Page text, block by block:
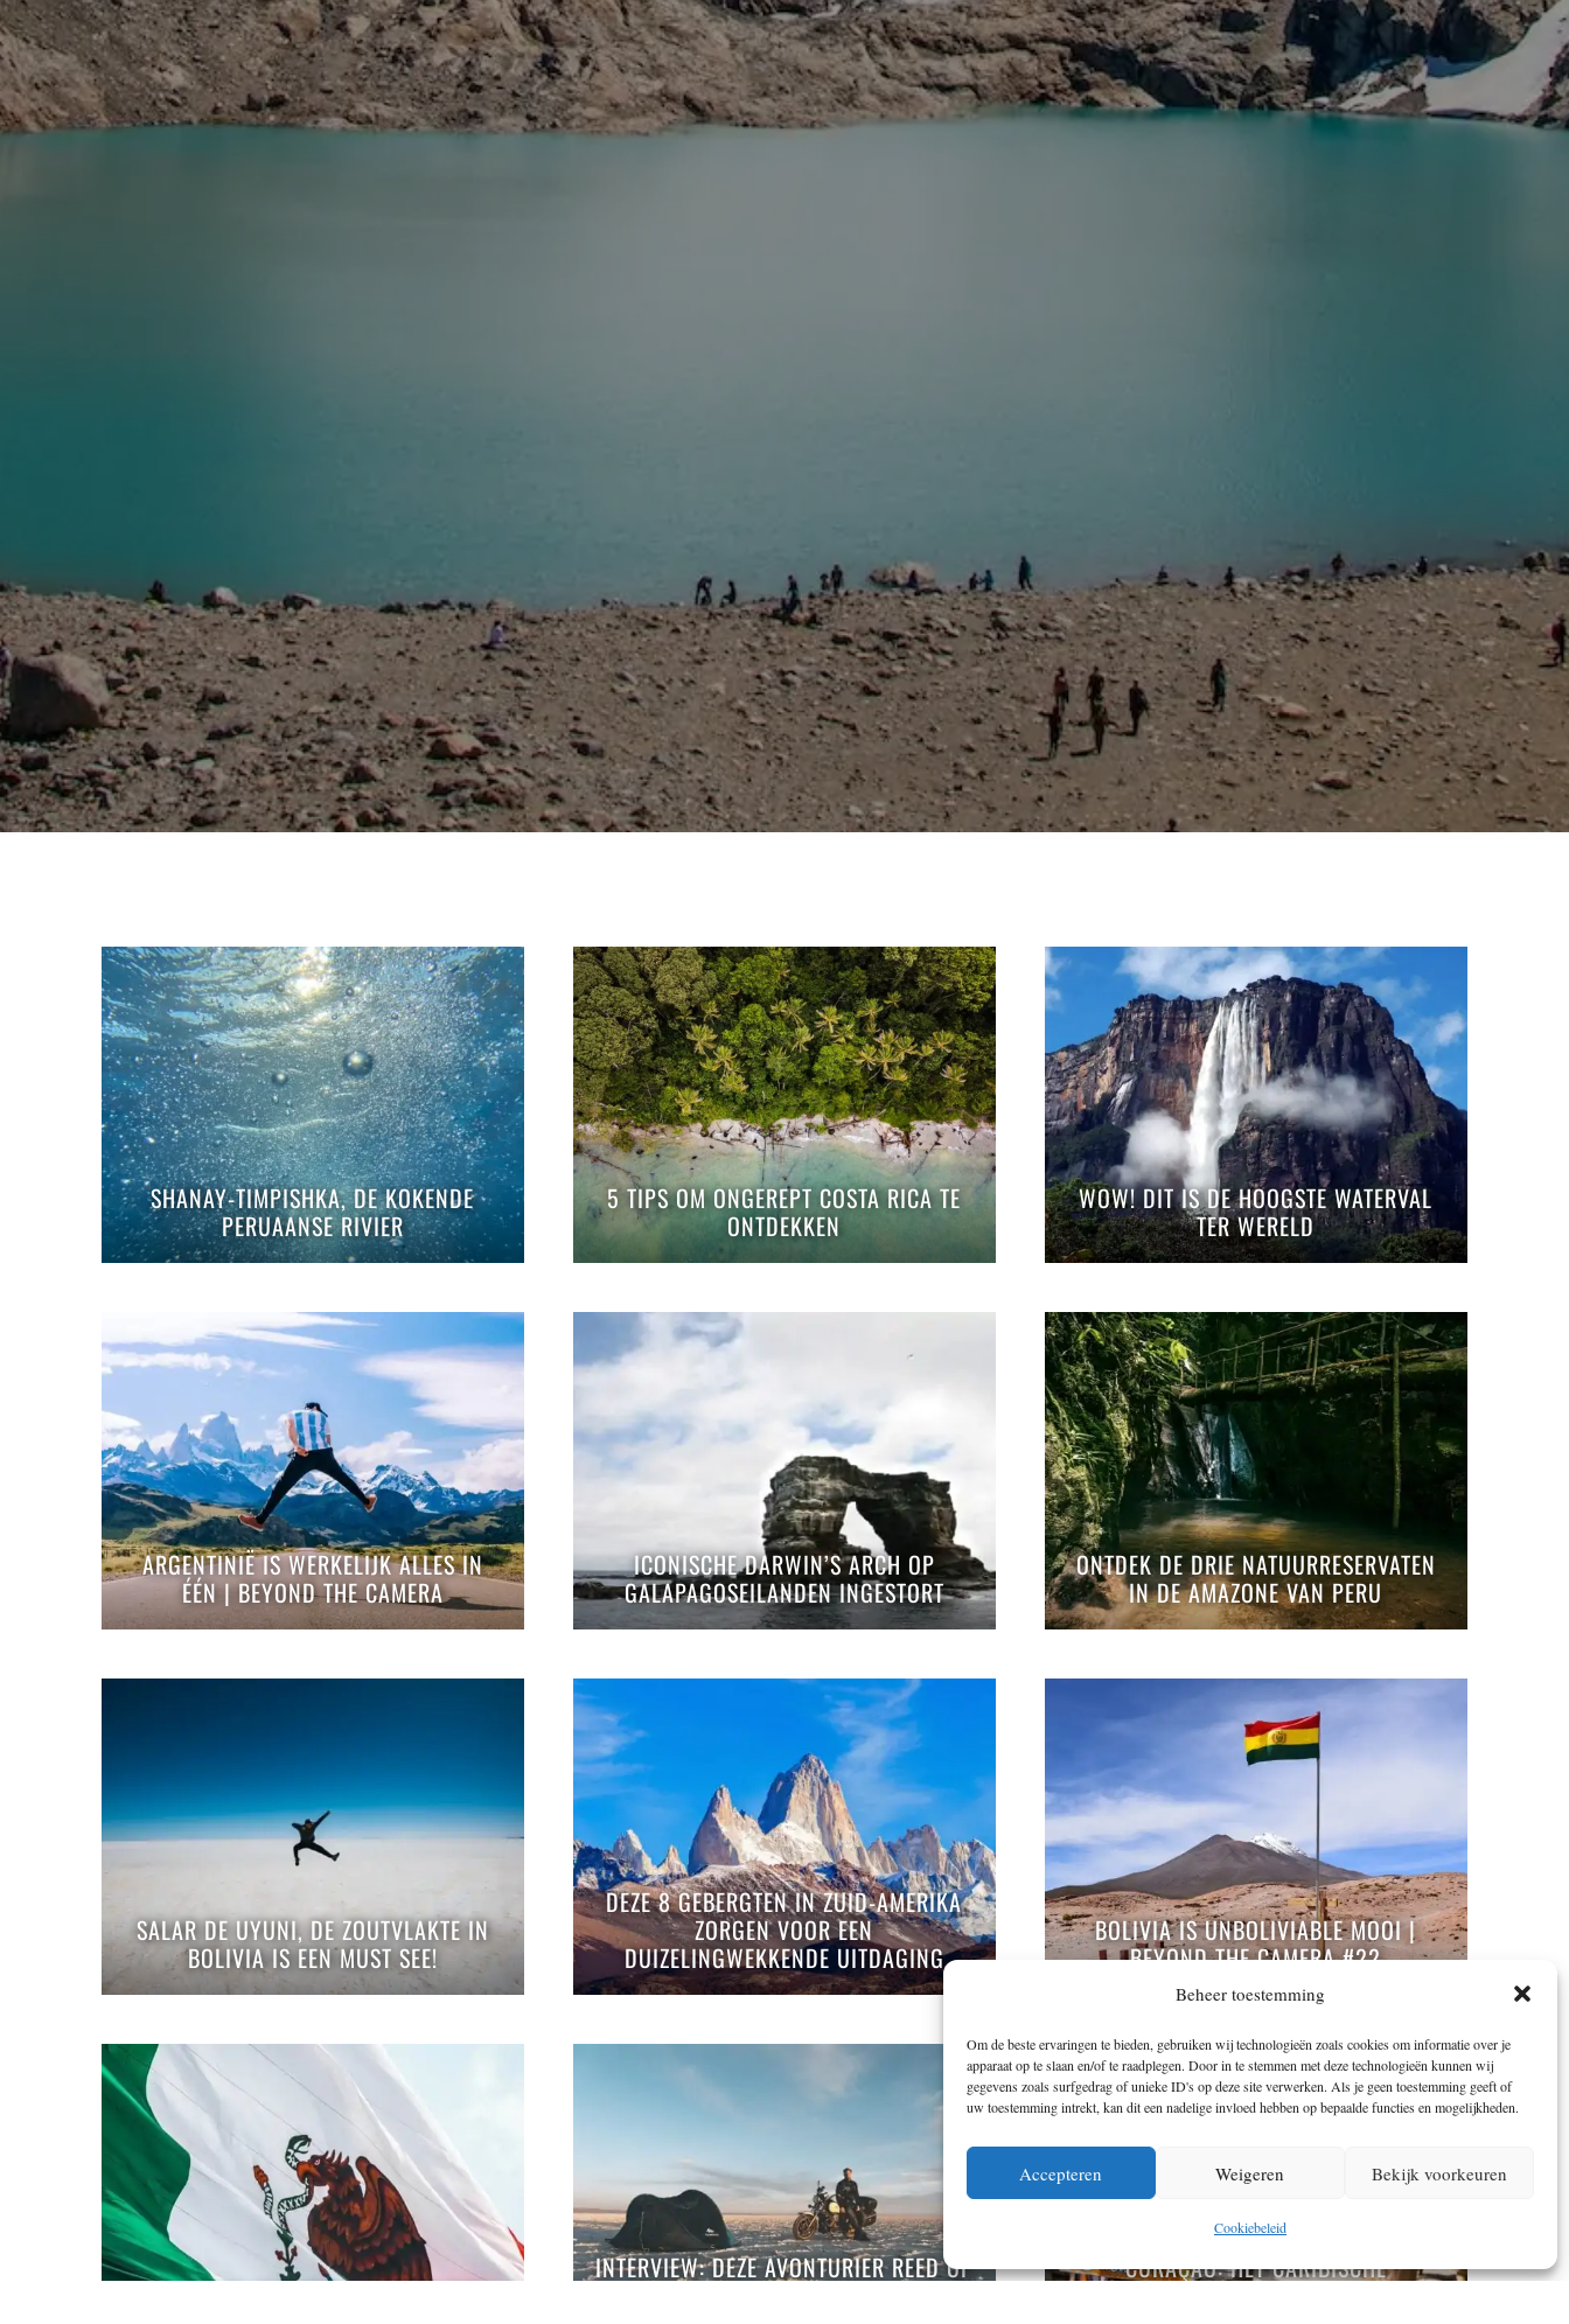
Beheer toestemming
Om de beste ervaringen te bieden, gebruiken wij technologieën zoals cookies om informatie over je
apparaat op te slaan en/of te raadplegen. Door in te stemmen met deze technologieën kunnen wij
gegevens zoals surfgedrag of unieke ID's op deze site verwerken. Als je geen toestemming geeft of
uw toestemming intrekt, kan dit een nadelige invloed hebben op bepaalde functies en mogelijkheden.
Accepteren Weigeren Bekijk voorkeuren
Cookiebeleid
SHANAY-TIMPISHKA, DE KOKENDE
PERUAANSE RIVIER
5 TIPS OM ONGEREPT COSTA RICA TE
ONTDEKKEN
WOW! DIT IS DE HOOGSTE WATERVAL
TER WERELD
ARGENTINIË IS WERKELIJK ALLES IN
ÉÉN | BEYOND THE CAMERA
ICONISCHE DARWIN’S ARCH OP
GALAPAGOSEILANDEN INGESTORT
ONTDEK DE DRIE NATUURRESERVATEN
IN DE AMAZONE VAN PERU
SALAR DE UYUNI, DE ZOUTVLAKTE IN
BOLIVIA IS EEN MUST SEE!
DEZE 8 GEBERGTEN IN ZUID-AMERIKA
ZORGEN VOOR EEN
DUIZELINGWEKKENDE UITDAGING
BOLIVIA IS UNBOLIVIABLE MOOI |
BEYOND THE CAMERA #22
INTERVIEW: DEZE AVONTURIER REED OP
CURAÇAO: HET CARIBISCHE